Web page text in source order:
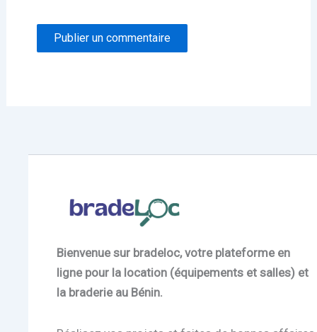
Bienvenue sur bradeloc, votre plateforme en
ligne pour la location (équipements et salles) et
la braderie au Bénin.